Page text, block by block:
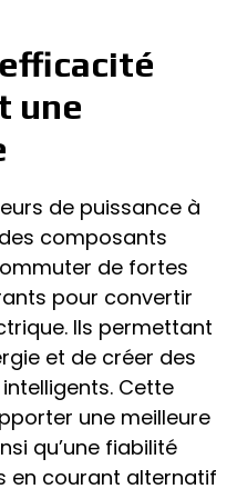
une
de puissance à
composants
de fortes
pour convertir
Ils permettant
et de créer des
Cette
une meilleure
qu’une fiabilité
en courant alternatif